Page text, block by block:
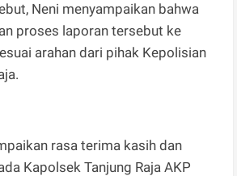
Neni menyampaikan bahwa
proses laporan tersebut ke
arahan dari pihak Kepolisian
rasa terima kasih dan
Kapolsek Tanjung Raja AKP